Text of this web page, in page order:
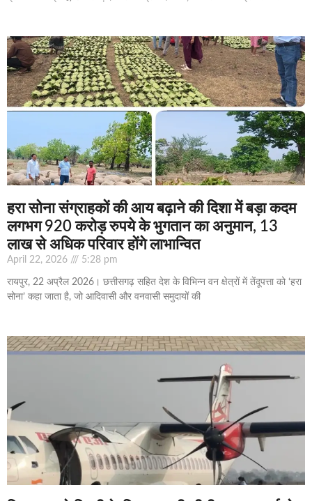
हरा सोना संग्राहकों की आय बढ़ाने की दिशा में बड़ा कदम
लगभग 920 करोड़ रुपये के भुगतान का अनुमान, 13
लाख से अधिक परिवार होंगे लाभान्वित
April 22, 2026 5:28 pm
रायपुर, 22 अप्रैल 2026। छत्तीसगढ़ सहित देश के विभिन्न वन क्षेत्रों में तेंदूपत्ता को ‘हरा
सोना’ कहा जाता है, जो आदिवासी और वनवासी समुदायों की